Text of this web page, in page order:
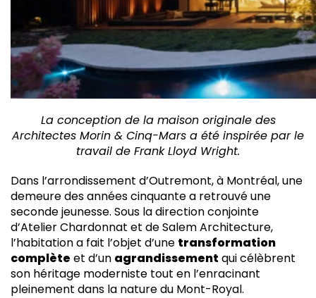
La conception de la maison originale des
Architectes Morin & Cinq-Mars a été inspirée par le
travail de Frank Lloyd Wright.
Dans l’arrondissement d’Outremont, à Montréal, une
demeure des années cinquante a retrouvé une
seconde jeunesse. Sous la direction conjointe
d’Atelier Chardonnat et de Salem Architecture,
l’habitation a fait l’objet d’une transformation
complète et d’un agrandissement qui célèbrent
son héritage moderniste tout en l’enracinant
pleinement dans la nature du Mont-Royal.